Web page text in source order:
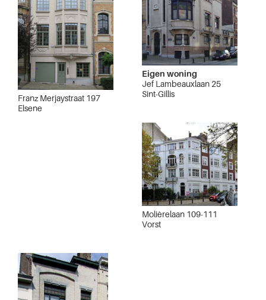
Franz Merjaystraat 197
Elsene
Eigen woning
Jef Lambeauxlaan 25
Sint-Gillis
Molièrelaan 109-111
Vorst